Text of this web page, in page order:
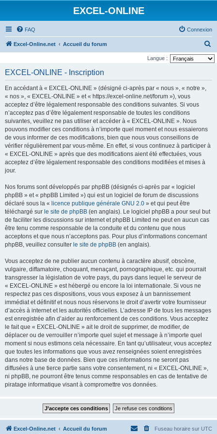
EXCEL-ONLINE
FAQ Connexion
Excel-Online.net Accueil du forum
e
Langue :
EXCEL-ONLINE - Inscription
En accédant à « EXCEL-ONLINE » (désigné ci-après par « nous », « notre »,
« nos », « EXCEL-ONLINE » et « https://excel-online.net/forum »), vous
acceptez d’être légalement responsable des conditions suivantes. Si vous
n’acceptez pas d’être légalement responsable de toutes les conditions
suivantes, veuillez ne pas utiliser et accéder à « EXCEL-ONLINE ». Nous
pouvons modifier ces conditions à n’importe quel moment et nous essaierons
de vous informer de ces modifications, bien que nous vous conseillons de
vérifier régulièrement par vous-même. En effet, si vous continuez à participer à
« EXCEL-ONLINE » après que des modifications aient été effectuées, vous
acceptez d’être légalement responsable des conditions modifiées et mises à
jour.
Nos forums sont développés par phpBB (désignés ci-après par « logiciel
phpBB » et « phpBB Limited ») qui est un logiciel de forum de discussions
déclaré sous la « licence publique générale GNU 2.0 » et qui peut être
téléchargé sur le site de phpBB (en anglais). Le logiciel phpBB a pour seul but
de faciliter les discussions sur internet et phpBB Limited ne peut en aucun cas
être tenu comme responsable de la conduite et du contenu que nous
acceptons et que nous n’acceptons pas. Pour plus d’informations concernant
phpBB, veuillez consulter le site de phpBB (en anglais).
Vous acceptez de ne publier aucun contenu à caractère abusif, obscène,
vulgaire, diffamatoire, choquant, menaçant, pornographique, etc. qui pourrait
transgresser la législation de votre pays, du pays dans lequel le serveur de
« EXCEL-ONLINE » est hébergé ou encore la loi internationale. Si vous ne
respectez pas ces dispositions, vous vous exposez à un bannissement
immédiat et définitif et nous nous réservons le droit d’avertir votre fournisseur
d’accès à internet et les autorités officielles. L’adresse IP de tous les messages
est enregistrée afin d’aider au renforcement de ces conditions. Vous acceptez
le fait que « EXCEL-ONLINE » ait le droit de supprimer, de modifier, de
déplacer ou de verrouiller n’importe quel sujet et message à n’importe quel
moment si nous estimons cela nécessaire. En tant qu’utilisateur, vous acceptez
que toutes les informations que vous avez renseignées soient enregistrées
dans notre base de données. Bien que ces informations ne seront pas
diffusées à une tierce partie sans votre consentement, ni « EXCEL-ONLINE »,
ni phpBB, ne pourront être tenus comme responsables en cas de tentative de
piratage informatique visant à compromettre vos données.
Excel-Online.net Accueil du forum Fuseau horaire sur UTC